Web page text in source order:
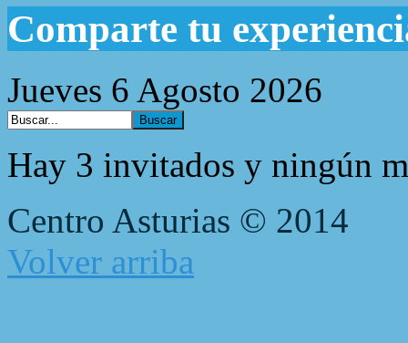
Comparte tu
Jueves 6 Agosto 2026
Hay 3 invitados y ningún
Centro Asturias © 2014
Volver arriba